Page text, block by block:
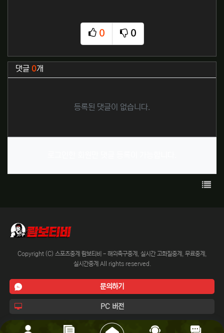
0
추천
0
비추천
관련자료
댓글 0개
등록된 댓글이 없습니다.
목록
Copyright (C) 스포츠중계 람보티비 - 해외축구중계, 실시간 고화질중계, 무료중계,
실시간중계 All rights reserved.
문의하기
PC 버전